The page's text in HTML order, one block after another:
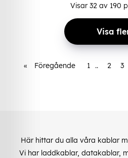
Visar 32av 190
Visa
« Föregående 1 .. 2 3
Här hittar du alla våra kablar
Vi har laddkablar, datakablar,